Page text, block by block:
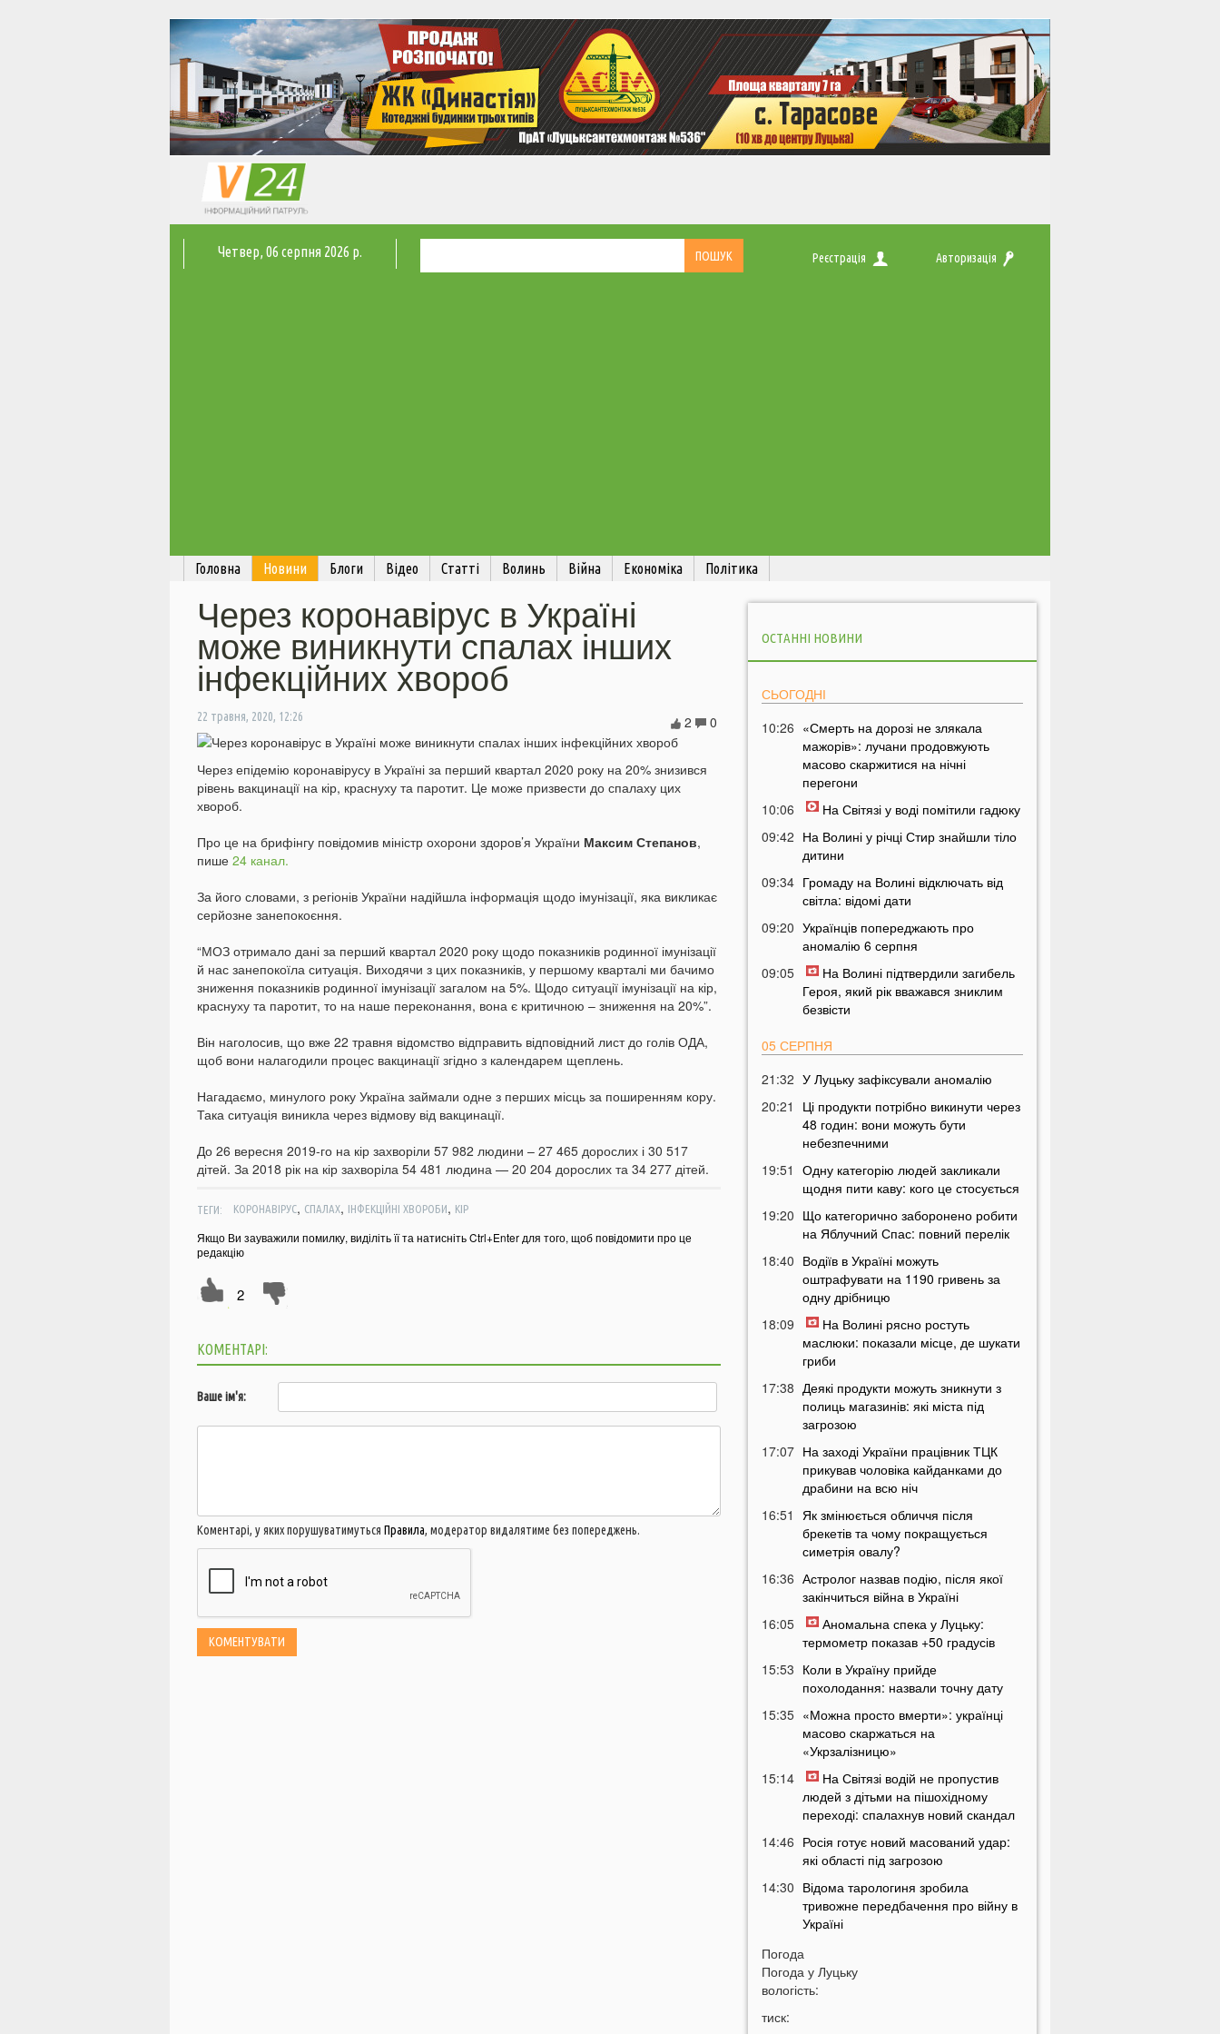
Четвер, 06 серпня 2026 р. Реєстрація Авторизація
Головна Новини Блоги Відео Статті Волинь Війна Економіка Політика
Через коронавірус в Україні
може виникнути спалах інших
інфекційних хвороб
22 травня, 2020, 12:26 0
2
Через епідемію коронавірусу в Україні за перший квартал 2020 року на 20% знизився
рівень вакцинації на кір, краснуху та паротит. Це може призвести до спалаху цих
хвороб.
Про це на брифінгу повідомив міністр охорони здоров’я України Максим Степанов,
пише 24 канал.
За його словами, з регіонів України надійшла інформація щодо імунізації, яка викликає
серйозне занепокоєння.
“МОЗ отримало дані за перший квартал 2020 року щодо показників родинної імунізації
й нас занепокоїла ситуація. Виходячи з цих показників, у першому кварталі ми бачимо
зниження показників родинної імунізації загалом на 5%. Щодо ситуації імунізації на кір,
краснуху та паротит, то на наше переконання, вона є критичною – зниження на 20%”.
Він наголосив, що вже 22 травня відомство відправить відповідний лист до голів ОДА,
щоб вони налагодили процес вакцинації згідно з календарем щеплень.
Нагадаємо, минулого року Україна займали одне з перших місць за поширенням кору.
Така ситуація виникла через відмову від вакцинації.
До 26 вересня 2019-го на кір захворіли 57 982 людини – 27 465 дорослих і 30 517
дітей. За 2018 рік на кір захворіла 54 481 людина — 20 204 дорослих та 34 277 дітей.
ТЕГИ: КОРОНАВІРУС, СПАЛАХ, ІНФЕКЦІЙНІ ХВОРОБИ, КІР
Якщо Ви зауважили помилку, виділіть її та натисніть Ctrl+Enter для того, щоб повідомити про це
редакцію
2
КОМЕНТАРІ:
Ваше ім'я:
Коментарі, у яких порушуватимуться Правила, модератор видалятиме без попереджень.
ОСТАННІ НОВИНИ
СЬОГОДНІ
10:26 «Смерть на дорозі не злякала
мажорів»: лучани продовжують
масово скаржитися на нічні
перегони
10:06
На Світязі у воді помітили гадюку
09:42 На Волині у річці Стир знайшли тіло
дитини
09:34 Громаду на Волині відключать від
світла: відомі дати
09:20 Українців попереджають про
аномалію 6 серпня
09:05
На Волині підтвердили загибель
Героя, який рік вважався зниклим
безвісти
05 СЕРПНЯ
21:32 У Луцьку зафіксували аномалію
20:21
Ці продукти потрібно викинути через
48 годин: вони можуть бути
небезпечними
19:51
Одну категорію людей закликали
щодня пити каву: кого це стосується
19:20 Що категорично заборонено робити
на Яблучний Спас: повний перелік
18:40 Водіїв в Україні можуть
оштрафувати на 1190 гривень за
одну дрібницю
18:09
На Волині рясно ростуть
маслюки: показали місце, де шукати
гриби
17:38 Деякі продукти можуть зникнути з
полиць магазинів: які міста під
загрозою
17:07 На заході України працівник ТЦК
прикував чоловіка кайданками до
драбини на всю ніч
16:51
Як змінюється обличчя після
брекетів та чому покращується
симетрія овалу?
16:36 Астролог назвав подію, після якої
закінчиться війна в Україні
16:05
Аномальна спека у Луцьку:
термометр показав +50 градусів
15:53 Коли в Україну прийде
похолодання: назвали точну дату
15:35 «Можна просто вмерти»: українці
масово скаржаться на
«Укрзалізницю»
15:14
На Світязі водій не пропустив
людей з дітьми на пішохідному
переході: спалахнув новий скандал
14:46 Росія готує новий масований удар:
які області під загрозою
14:30 Відома тарологиня зробила
тривожне передбачення про війну в
Україні
14:15 «Не зупинився перед кортежем»: на
Волині спалахнув скандал через
водія автобуса
14:00
Погода
Погода у Луцьку
вологість:
тиск: